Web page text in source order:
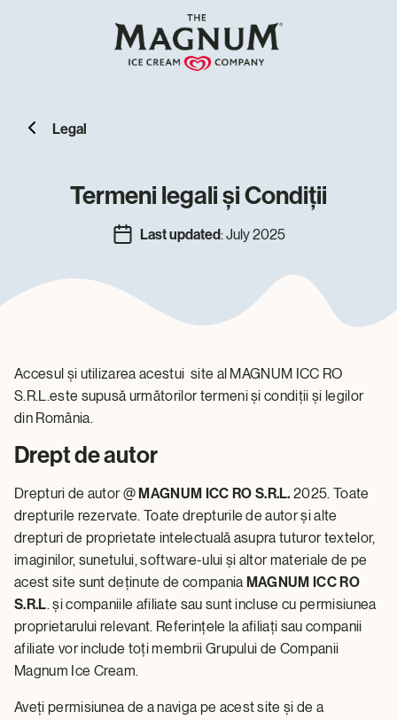
Legal
Termeni legali şi Condiţii
Last updated: July 2025
Accesul și utilizarea acestui site al MAGNUM ICC RO
S.R.L.este supusă următorilor termeni și condiții și legilor
din România.
Drept de autor
Drepturi de autor @ MAGNUM ICC RO S.R.L. 2025. Toate
drepturile rezervate. Toate drepturile de autor și alte
drepturi de proprietate intelectuală asupra tuturor textelor,
imaginilor, sunetului, software-ului și altor materiale de pe
acest site sunt deținute de compania MAGNUM ICC RO
S.R.L. și companiile afiliate sau sunt incluse cu permisiunea
proprietarului relevant. Referințele la afiliați sau companii
afiliate vor include toți membrii Grupului de Companii
Magnum Ice Cream.
Aveți permisiunea de a naviga pe acest site și de a